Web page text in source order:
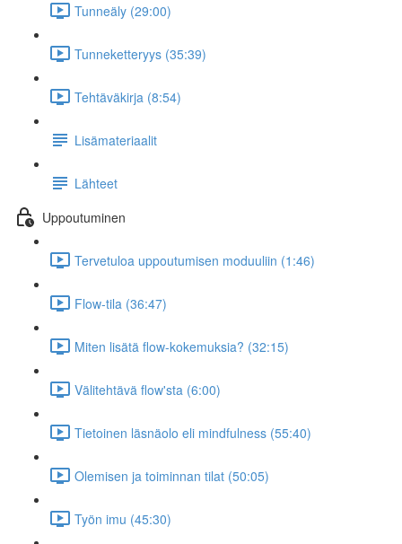
Tunneäly (29:00)
Tunneketteryys (35:39)
Tehtäväkirja (8:54)
Lisämateriaalit
Lähteet
Uppoutuminen
Tervetuloa uppoutumisen moduuliin (1:46)
Flow-tila (36:47)
Miten lisätä flow-kokemuksia? (32:15)
Välitehtävä flow'sta (6:00)
Tietoinen läsnäolo eli mindfulness (55:40)
Olemisen ja toiminnan tilat (50:05)
Työn imu (45:30)